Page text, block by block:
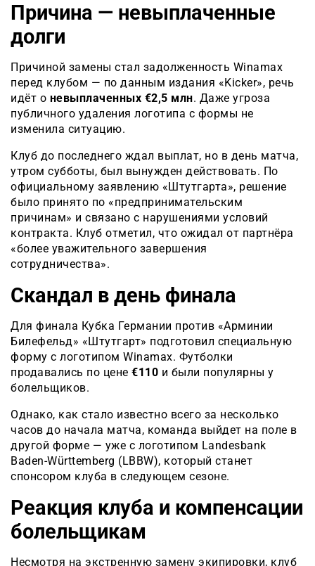
Причина — невыплаченные
долги
Причиной замены стал задолженность Winamax
перед клубом — по данным издания «Kicker», речь
идёт о невыплаченных €2,5 млн. Даже угроза
публичного удаления логотипа с формы не
изменила ситуацию.
Клуб до последнего ждал выплат, но в день матча,
утром субботы, был вынужден действовать. По
официальному заявлению «Штутгарта», решение
было принято по «предпринимательским
причинам» и связано с нарушениями условий
контракта. Клуб отметил, что ожидал от партнёра
«более уважительного завершения
сотрудничества».
Скандал в день финала
Для финала Кубка Германии против «Арминии
Билефельд» «Штутгарт» подготовил специальную
форму с логотипом Winamax. Футболки
продавались по цене €110 и были популярны у
болельщиков.
Однако, как стало известно всего за несколько
часов до начала матча, команда выйдет на поле в
другой форме — уже с логотипом Landesbank
Baden-Württemberg (LBBW), который станет
спонсором клуба в следующем сезоне.
Реакция клуба и компенсации
болельщикам
Несмотря на экстренную замену экипировки, клуб